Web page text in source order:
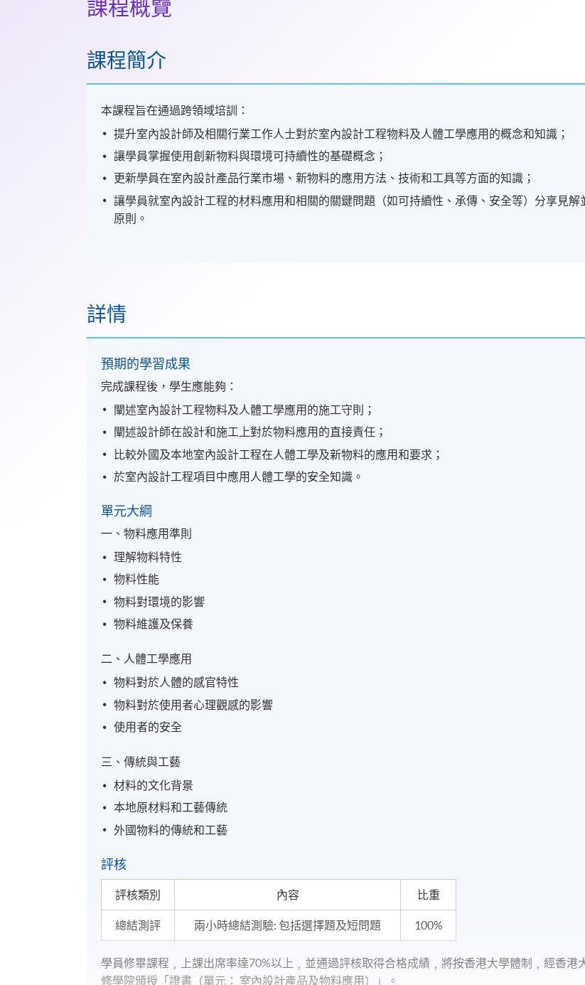
課程概覽
課程簡介
本課程旨在通過跨領域培訓：
提升室內設計師及相關行業工作人士對於室內設計工程物料及人體工學應用的概念和知識；
讓學員掌握使用創新物料與環境可持續性的基礎概念；
更新學員在室內設計產品行業市場、新物料的應用方法、技術和工具等方面的知識；
讓學員就室內設計工程的材料應用和相關的關鍵問題（如可持續性、承傳、安全等）分享見解
原則。
詳情
預期的學習成果
完成課程後，學生應能夠：
闡述室內設計工程物料及人體工學應用的施工守則；
闡述設計師在設計和施工上對於物料應用的直接責任；
比較外國及本地室內設計工程在人體工學及新物料的應用和要求；
於室內設計工程項目中應用人體工學的安全知識。
單元大綱
一、物料應用準則
理解物料特性
物料性能
物料對環境的影響
物料維護及保養
二、人體工學應用
物料對於人體的感官特性
物料對於使用者心理觀感的影響
使用者的安全
三、傳統與工藝
材料的文化背景
本地原材料和工藝傳統
外國物料的傳統和工藝
評核
評核類別 內容 比重
總結測評 兩小時總結測驗: 包括選擇題及短問題 100%
學員修畢課程﹐上課出席率達70%以上﹐並通過評核取得合格成績﹐將按香港大學體制﹐經香港
修學院頒授「證書（單元： 室內設計產品及物料應用）」。